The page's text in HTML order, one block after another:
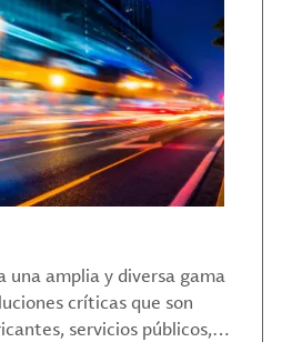
una amplia y diversa gama
críticas que son
servicios públicos,